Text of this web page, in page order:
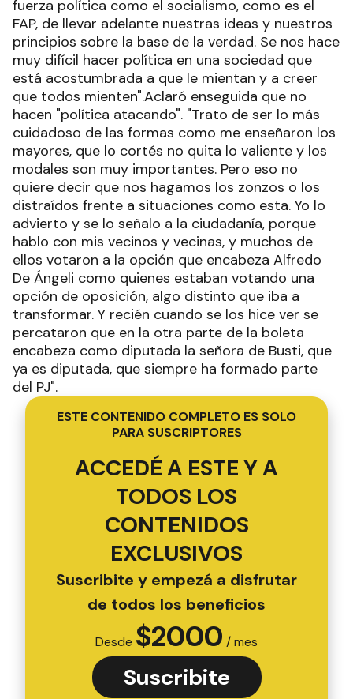
fuerza política como el socialismo, como es el
FAP, de llevar adelante nuestras ideas y nuestros
principios sobre la base de la verdad. Se nos hace
muy difícil hacer política en una sociedad que
está acostumbrada a que le mientan y a creer
que todos mienten".Aclaró enseguida que no
hacen "política atacando". "Trato de ser lo más
cuidadoso de las formas como me enseñaron los
mayores, que lo cortés no quita lo valiente y los
modales son muy importantes. Pero eso no
quiere decir que nos hagamos los zonzos o los
distraídos frente a situaciones como esta. Yo lo
advierto y se lo señalo a la ciudadanía, porque
hablo con mis vecinos y vecinas, y muchos de
ellos votaron a la opción que encabeza Alfredo
De Ángeli como quienes estaban votando una
opción de oposición, algo distinto que iba a
transformar. Y recién cuando se los hice ver se
percataron que en la otra parte de la boleta
encabeza como diputada la señora de Busti, que
ya es diputada, que siempre ha formado parte
del PJ".
ESTE CONTENIDO COMPLETO ES SOLO
PARA SUSCRIPTORES
ACCEDÉ A ESTE Y A
TODOS LOS
CONTENIDOS
EXCLUSIVOS
Suscribite y empezá a disfrutar
de todos los beneficios
Desde $2000 / mes
Suscribite